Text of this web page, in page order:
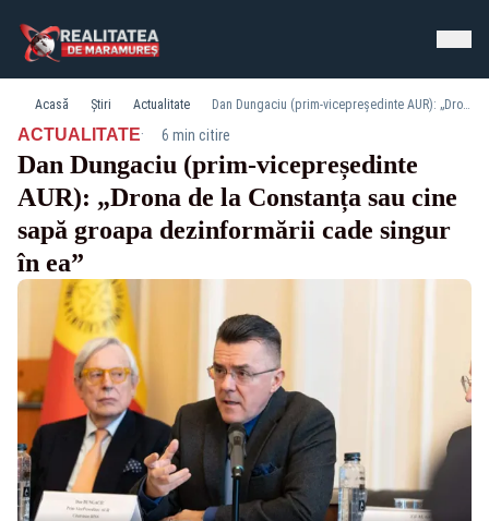
Acasă Știri Actualitate Dan Dungaciu (prim-vicepreședinte AUR): „Drona de la Constanța sau cine sapă groapa dezinformării cade singur în ea”
ACTUALITATE· 6 min citire
Dan Dungaciu (prim-vicepreședinte
AUR): „Drona de la Constanța sau cine
sapă groapa dezinformării cade singur
în ea”